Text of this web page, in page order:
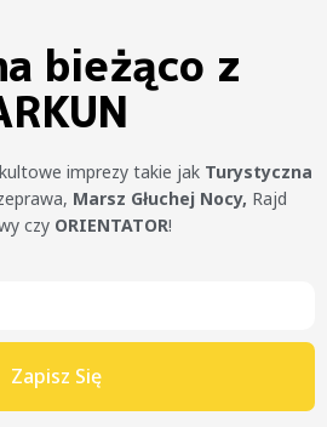
bieżąco z
imprezy takie jak Turystyczna
Marsz Głuchej Nocy, Rajd
czy ORIENTATOR!
Zapisz Się